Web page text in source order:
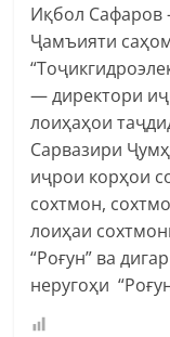
Иқбол Сафаров
Ҷамъияти
— директори
лоиҳаҳои
Сарвазири
иҷрои корҳои
сохтмон,
лоиҳаи
“Роғун” ва
неругоҳи